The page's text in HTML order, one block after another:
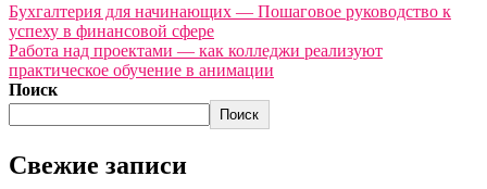
Бухгалтерия для начинающих — Пошаговое руководство к
успеху в финансовой сфере
Работа над проектами — как колледжи реализуют
практическое обучение в анимации
Поиск
Поиск
Свежие записи